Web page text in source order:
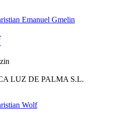
Emanuel Gmelin
LUZ DE PALMA S.L.
Wolf